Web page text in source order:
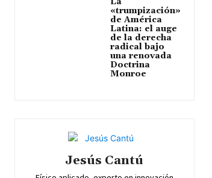
«trumpización»
de América
Latina: el auge
de la derecha
radical bajo
una renovada
Doctrina
Monroe
Jesús Cantú